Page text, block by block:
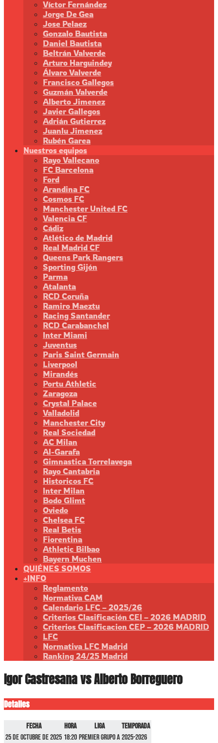
Víctor Fernández
Jorge De Gea
Jose Pelaez
Gonzalo Bautista
Daniel Bautista
Beltrán Valverde
Arturo Harguindey
Álvaro Valverde
Francisco Gallegos
Guzmán Valverde
Alberto Jimenez
Javier Gallegos
Adrián Gutierrez
Juanlu Jimenez
Rubén Garea
Nuestros equipos
Rayo Vallecano
FC Barcelona
Ford
Arandina FC
Cosmos FC
Manchester United FC
Valencia CF
Cádiz
Atlético de Madrid
Real Madrid CF
Queens Park Rangers
Sporting Gijón
Parma
Atalanta
RCD Coruña
Ramiro Maeztu
Racing Santander
RCD Carabanchel
Inter Miami
Juventus
Paris Saint Germain
Liverpool
Mirandés
Portu Athletic
Zaragoza
Crystal Palace
Valladolid
Manchester City
Real Sociedad
AC Milan
Al-Garafa
Gimnastica Torrelavega
Rayo Cantabria
Historicos FC
Inter Milan
Bodo Glimt
Oviedo
Chelsea FC
Real Betis
Fiorentina
Athletic Bilbao
Bayern Muchen
QUIÉNES SOMOS
+INFO
Reglamento
Normativa CAM
Calendario LFC – 2025/26
Criterios Clasificación CEI – 2026 MADRID
Criterios Clasificacion CEP – 2026 MADRID
LFC
Normativa LFC Madrid
Ranking 24/25 Madrid
Igor Castresana vs Alberto Borreguero
Detalles
Fecha Hora Liga
Temporada
25 de octubre de 2025 18:20 Premier GRUPO A 2025-2026